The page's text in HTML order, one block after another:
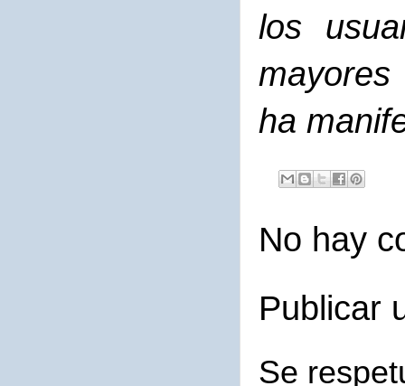
los
ha
No hay
Publicar
Se